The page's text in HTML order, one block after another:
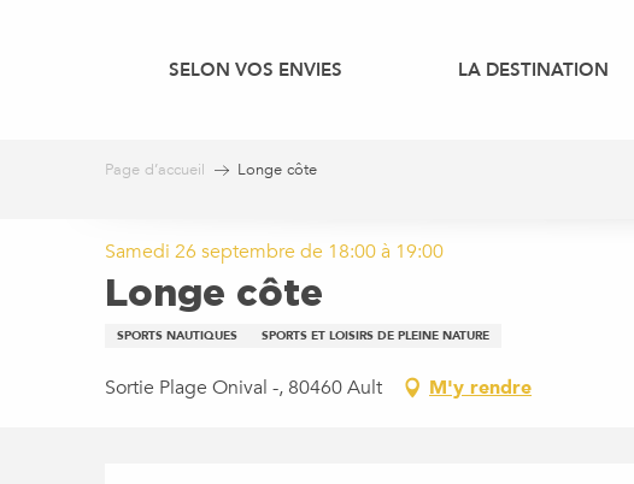
SELON VOS ENVIES LA DESTINATION
Page d’accueil Longe côte
Samedi 26 septembre de 18:00 à 19:00
Longe côte
SPORTS NAUTIQUES SPORTS ET LOISIRS DE PLEINE NATURE
Sortie Plage Onival -, 80460 Ault M'y rendre